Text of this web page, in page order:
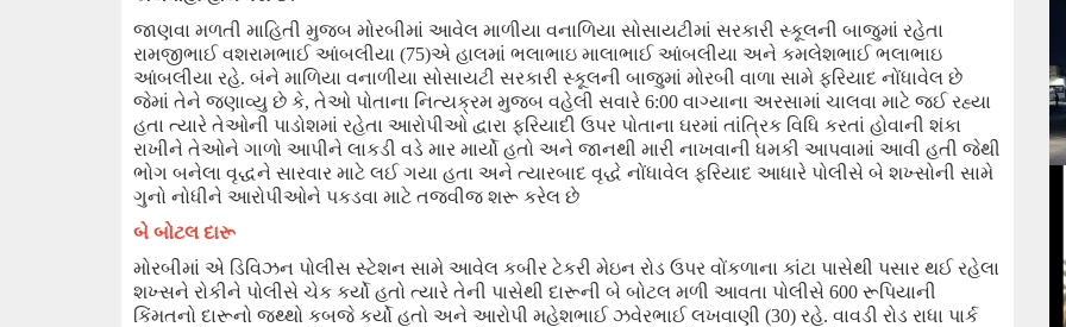
જાણવા મળતી માહિતી મુજબ મોરબીમાં આવેલ માળીયા વનાળિયા સોસાયટીમાં સરકારી સ્કૂલની બાજુમાં રહેતા
રામજીભાઈ વશરામભાઈ આંબલીયા (75)એ હાલમાં ભલાભાઇ માલાભાઈ આંબલીયા અને કમલેશભાઈ ભલાભાઇ
આંબલીયા રહે. બંને માળિયા વનાળીયા સોસાયટી સરકારી સ્કૂલની બાજુમાં મોરબી વાળા સામે ફરિયાદ નોંધાવેલ છે
જેમાં તેને જણાવ્યુ છે કે, તેઓ પોતાના નિત્યક્રમ મુજબ વહેલી સવારે 6:00 વાગ્યાના અરસામાં ચાલવા માટે જઈ રહ્યા
હતા ત્યારે તેઓની પાડોશમાં રહેતા આરોપીઓ દ્વારા ફરિયાદી ઉપર પોતાના ઘરમાં તાંત્રિક વિધિ કરતાં હોવાની શંકા
રાખીને તેઓને ગાળો આપીને લાકડી વડે માર માર્યો હતો અને જાનથી મારી નાખવાની ધમકી આપવામાં આવી હતી જેથી
ભોગ બનેલા વૃદ્ધને સારવાર માટે લઈ ગયા હતા અને ત્યારબાદ વૃદ્ધે નોંધાવેલ ફરિયાદ આધારે પોલીસે બે શખ્સોની સામે
ગુનો નોધીને આરોપીઓને પકડવા માટે તજવીજ શરૂ કરેલ છે
બે બોટલ દારૂ
મોરબીમાં એ ડિવિઝન પોલીસ સ્ટેશન સામે આવેલ કબીર ટેકરી મેઇન રોડ ઉપર વોંકળાના કાંટા પાસેથી પસાર થઈ રહેલા
શખ્સને રોકીને પોલીસે ચેક કર્યો હતો ત્યારે તેની પાસેથી દારૂની બે બોટલ મળી આવતા પોલીસે 600 રૂપિયાની
કિંમતનો દારૂનો જથ્થો કબજે કર્યો હતો અને આરોપી મહેશભાઈ ઝવેરભાઈ લખવાણી (30) રહે. વાવડી રોડ રાધા પાર્ક